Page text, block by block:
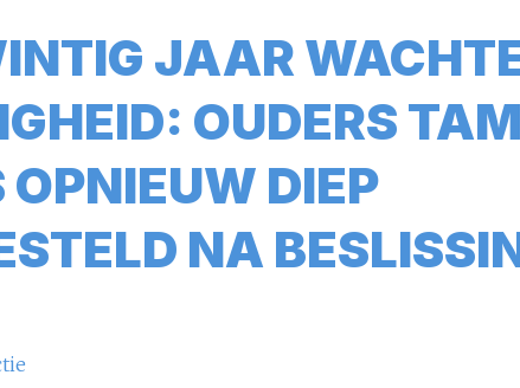
JAAR
OUDERS
OPNIEUW DIEP
NA